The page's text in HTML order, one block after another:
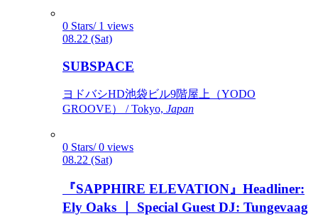
0 Stars/ 1 views
08.22 (Sat)
SUBSPACE
ヨドバシHD池袋ビル9階屋上（YODO
GROOVE） / Tokyo, Japan
0 Stars/ 0 views
08.22 (Sat)
『SAPPHIRE ELEVATION』Headliner:
Ely Oaks ｜ Special Guest DJ: Tungevaag